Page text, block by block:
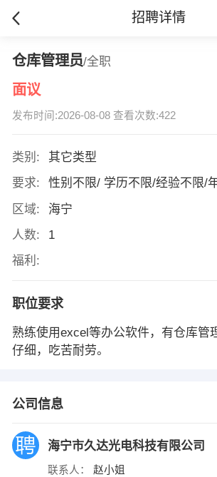
招聘详情
仓库管理员/全职
面议
发布时间:2026-08-08 查看次数:422
类别:
其它类型
要求:
性别不限/ 学历不限/经验不限/
区域:
海宁
人数:
1
福利:
职位要求
熟练使用excel等办公软件，有仓库管
仔细，吃苦耐劳。
公司信息
海宁市久达光电科技有限公司
联系人： 赵小姐